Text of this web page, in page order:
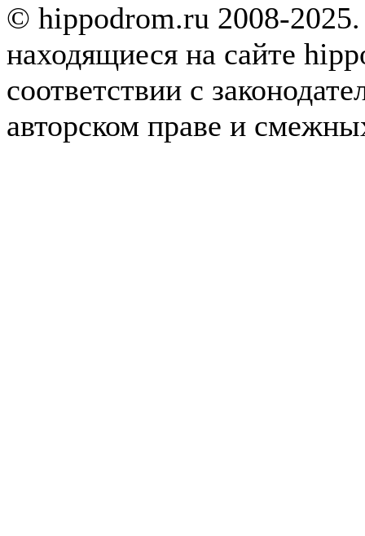
© hippodrom.ru 2008-
находящиеся на сайте
соответствии с
авторском праве и